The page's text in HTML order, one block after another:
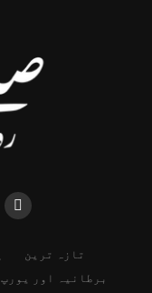
تازہ ترین
برطانیہ اور یورپ